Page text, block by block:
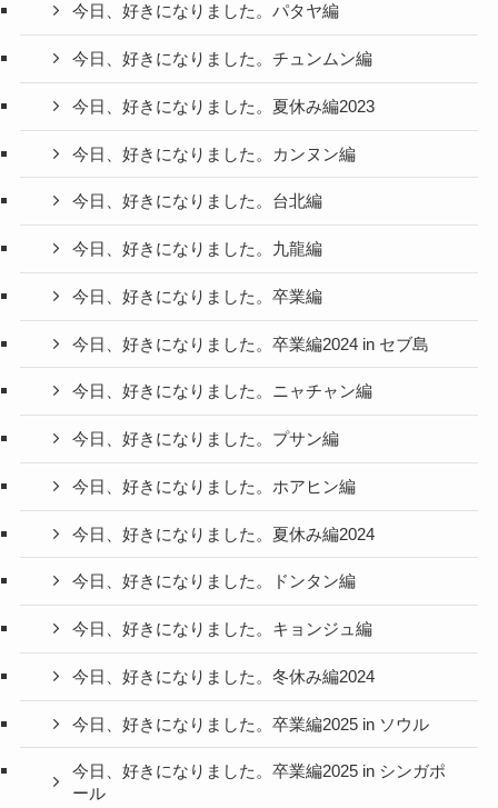
今日、好きになりました。パタヤ編
今日、好きになりました。チュンムン編
今日、好きになりました。夏休み編2023
今日、好きになりました。カンヌン編
今日、好きになりました。台北編
今日、好きになりました。九龍編
今日、好きになりました。卒業編
今日、好きになりました。卒業編2024 in セブ島
今日、好きになりました。ニャチャン編
今日、好きになりました。プサン編
今日、好きになりました。ホアヒン編
今日、好きになりました。夏休み編2024
今日、好きになりました。ドンタン編
今日、好きになりました。キョンジュ編
今日、好きになりました。冬休み編2024
今日、好きになりました。卒業編2025 in ソウル
今日、好きになりました。卒業編2025 in シンガポ
ール